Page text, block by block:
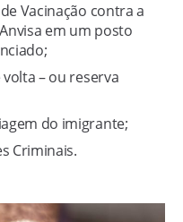
Vacinação contra a
em um posto
volta – ou reserva
do imigrante;
Criminais.